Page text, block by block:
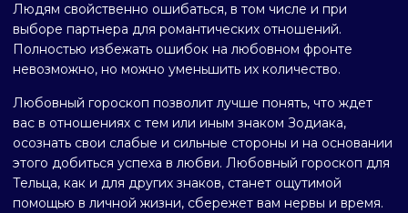
Людям свойственно ошибаться, в том числе и при
выборе партнера для романтических отношений.
Полностью избежать ошибок на любовном фронте
невозможно, но можно уменьшить их количество.
Любовный гороскоп позволит лучше понять, что ждет
вас в отношениях с тем или иным знаком Зодиака,
осознать свои слабые и сильные стороны и на основании
этого добиться успеха в любви. Любовный гороскоп для
Тельца, как и для других знаков, станет ощутимой
помощью в личной жизни, сбережет вам нервы и время.